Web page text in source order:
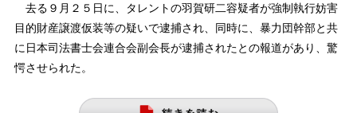
去る９月２５日に、タレントの羽賀研二容疑者が強制執行妨害
目的財産譲渡仮装等の疑いで逮捕され、同時に、暴力団幹部と共
に日本司法書士会連合会副会長が逮捕されたとの報道があり、驚
愕させられた。